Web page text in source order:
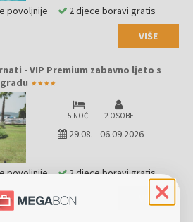
VIŠE
povoljnije 2 djece boravi gratis
- VIP Premium zabavno ljeto s
5 NOĆI 2 OSOBE
29.08. -06.09.2026
VIŠE
povoljnije 2 djece boravi gratis